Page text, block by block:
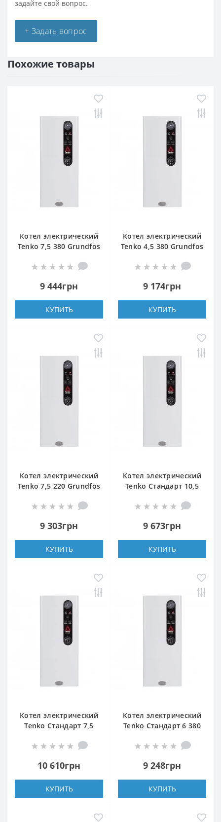
задайте свой вопрос.
+ Задать вопрос
Похожие товары
Котел электрический
Tenko 7,5 380 Grundfos
9 444грн
КУПИТЬ
Котел электрический
Tenko 4,5 380 Grundfos
9 174грн
КУПИТЬ
Котел электрический
Tenko 7,5 220 Grundfos
9 303грн
КУПИТЬ
Котел электрический
Tenko Стандарт 10,5
9 673грн
КУПИТЬ
Котел электрический
Tenko Стандарт 7,5
10 610грн
КУПИТЬ
Котел электрический
Tenko Стандарт 6 380
9 248грн
КУПИТЬ